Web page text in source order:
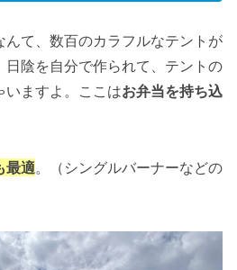
んて、数百のカラフルなテントが
陰を自分で作られて、テントの
いますよ。ここはお弁当を持ち込
最適。（シングルバーナーなどの